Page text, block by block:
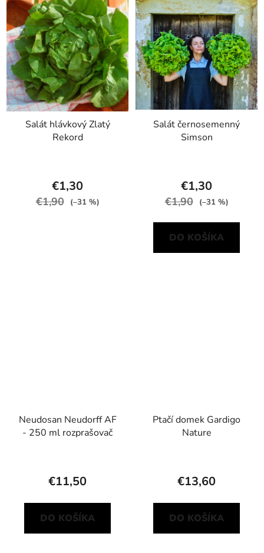
Salát hlávkový Zlatý
Rekord
€1,30
€1,90 (–31 %)
Salát černosemenný
Simson
€1,30
€1,90 (–31 %)
DO KOŠÍKA
Neudosan Neudorff AF
- 250 ml rozprašovač
€11,50
DO KOŠÍKA
Ptačí domek Gardigo
Nature
€13,60
DO KOŠÍKA